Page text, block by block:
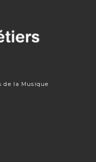
de la Musique